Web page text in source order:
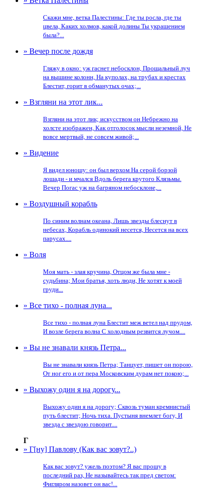
Скажи мне, ветка Палестины: Где ты росла, где ты
цвела, Каких холмов, какой долины Ты украшением
была?...
» Вечер после дождя
Гляжу в окно: уж гаснет небосклон, Прощальный луч
на вышине колонн, На куполах, на трубах и крестах
Блестит, горит в обманутых очах;...
» Взгляни на этот лик...
Взгляни на этот лик; искусством он Небрежно на
холсте изображен, Как отголосок мысли неземной, Не
вовсе мертвый, не совсем живой;...
» Видение
Я видел юношу: он был верхом На серой борзой
лошади - и мчался Вдоль берега крутого Клязьмы.
Вечер Погас уж на багряном небосклоне,...
» Воздушный корабль
По синим волнам океана, Лишь звезды блеснут в
небесах, Корабль одинокий несется, Несется на всех
парусах....
» Воля
Моя мать - злая кручина, Отцом же была мне -
судьбина; Мои братья, хоть люди, Не хотят к моей
груди...
» Все тихо - полная луна...
Все тихо - полная луна Блестит меж ветел над прудом,
И возле берега волна С холодным резвится лучом....
» Вы не знавали князь Петра...
Вы не знавали князь Петра; Танцует, пишет он порою,
От ног его и от пера Московским дурам нет покою;...
» Выхожу один я на дорогу...
Выхожу один я на дорогу; Сквозь туман кремнистый
путь блестит; Ночь тиха. Пустыня внемлет богу, И
звезда с звездою говорит....
Г
» Г[ну] Павлову (Как вас зовут?..)
Как вас зовут? ужель поэтом? Я вас прошу в
последний раз, Не называйтесь так пред светом:
Фигляром назовет он вас!...